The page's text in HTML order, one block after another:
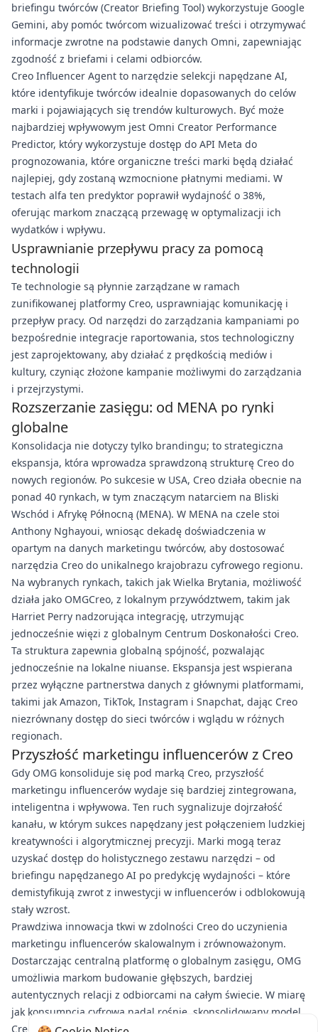
briefingu twórców (Creator Briefing Tool) wykorzystuje Google
Gemini, aby pomóc twórcom wizualizować treści i otrzymywać
informacje zwrotne na podstawie danych Omni, zapewniając
zgodność z briefami i celami odbiorców.
Creo Influencer Agent to narzędzie selekcji napędzane AI,
które identyfikuje twórców idealnie dopasowanych do celów
marki i pojawiających się trendów kulturowych. Być może
najbardziej wpływowym jest Omni Creator Performance
Predictor, który wykorzystuje dostęp do API Meta do
prognozowania, które organiczne treści marki będą działać
najlepiej, gdy zostaną wzmocnione płatnymi mediami. W
testach alfa ten predyktor poprawił wydajność o 38%,
oferując markom znaczącą przewagę w optymalizacji ich
wydatków i wpływu.
Usprawnianie przepływu pracy za pomocą
technologii
Te technologie są płynnie zarządzane w ramach
zunifikowanej platformy Creo, usprawniając komunikację i
przepływ pracy. Od narzędzi do zarządzania kampaniami po
bezpośrednie integracje raportowania, stos technologiczny
jest zaprojektowany, aby działać z prędkością mediów i
kultury, czyniąc złożone kampanie możliwymi do zarządzania
i przejrzystymi.
Rozszerzanie zasięgu: od MENA po rynki
globalne
Konsolidacja nie dotyczy tylko brandingu; to strategiczna
ekspansja, która wprowadza sprawdzoną strukturę Creo do
nowych regionów. Po sukcesie w USA, Creo działa obecnie na
ponad 40 rynkach, w tym znaczącym natarciem na Bliski
Wschód i Afrykę Północną (MENA). W MENA na czele stoi
Anthony Nghayoui, wniosąc dekadę doświadczenia w
opartym na danych marketingu twórców, aby dostosować
narzędzia Creo do unikalnego krajobrazu cyfrowego regionu.
Na wybranych rynkach, takich jak Wielka Brytania, możliwość
działa jako OMGCreo, z lokalnym przywództwem, takim jak
Harriet Perry nadzorująca integrację, utrzymując
jednocześnie więzi z globalnym Centrum Doskonałości Creo.
Ta struktura zapewnia globalną spójność, pozwalając
jednocześnie na lokalne niuanse. Ekspansja jest wspierana
przez wyłączne partnerstwa danych z głównymi platformami,
takimi jak Amazon, TikTok, Instagram i Snapchat, dając Creo
niezrównany dostęp do sieci twórców i wglądu w różnych
regionach.
Przyszłość marketingu influencerów z Creo
Gdy OMG konsoliduje się pod marką Creo, przyszłość
marketingu influencerów wydaje się bardziej zintegrowana,
inteligentna i wpływowa. Ten ruch sygnalizuje dojrzałość
kanału, w którym sukces napędzany jest połączeniem ludzkiej
kreatywności i algorytmicznej precyzji. Marki mogą teraz
uzyskać dostęp do holistycznego zestawu narzędzi – od
briefingu napędzanego AI po predykcję wydajności – które
demistyfikują zwrot z inwestycji w influencerów i odblokowują
stały wzrost.
Prawdziwa innowacja tkwi w zdolności Creo do uczynienia
marketingu influencerów skalowalnym i zrównoważonym.
Dostarczając centralną platformę o globalnym zasięgu, OMG
umożliwia markom budowanie głębszych, bardziej
autentycznych relacji z odbiorcami na całym świecie. W miarę
jak konsumpcja cyfrowa nadal rośnie, skonsolidowany model
Creo jest gotowy do wyznaczania nowych standardów,